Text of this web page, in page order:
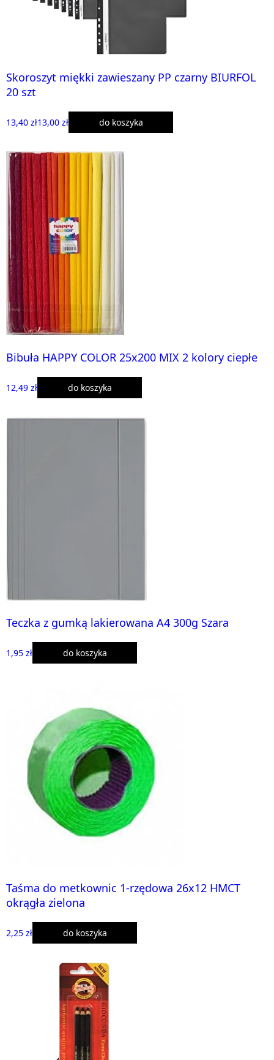
Skoroszyt miękki zawieszany PP czarny BIURFOL
20 szt
13,40 zł13,00 zł do koszyka
Bibuła HAPPY COLOR 25x200 MIX 2 kolory ciepłe
12,49 zł do koszyka
Teczka z gumką lakierowana A4 300g Szara
1,95 zł do koszyka
Taśma do metkownic 1-rzędowa 26x12 HMCT
okrągła zielona
2,25 zł do koszyka